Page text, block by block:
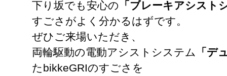
下り坂でも安心の 「ブレーキアシスト
すごさがよく分かるはずです。
ぜひご来場いただき、
両輪駆動の電動アシストシステム
「デ
たbikkeGRIのすごさを